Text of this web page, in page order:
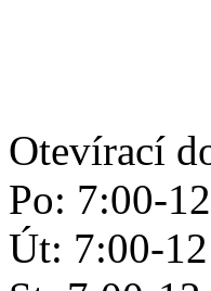
Otevírací
Po: 7:00-
Út: 7:00-